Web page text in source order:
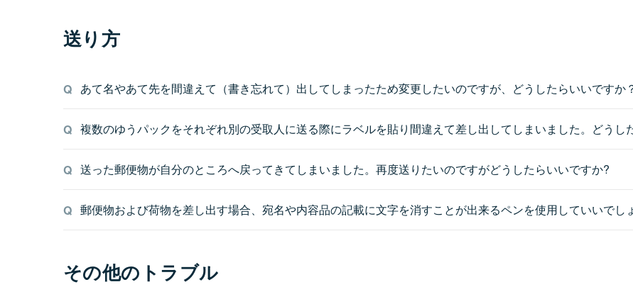
送り方
あて名やあて先を間違えて（書き忘れて）出してしまったため変更したいのですが、どうしたらいいですか
複数のゆうパックをそれぞれ別の受取人に送る際にラベルを貼り間違えて差し出してしまいました。どうし
送った郵便物が自分のところへ戻ってきてしまいました。再度送りたいのですがどうしたらいいですか?
郵便物および荷物を差し出す場合、宛名や内容品の記載に文字を消すことが出来るペンを使用していいでし
その他のトラブル